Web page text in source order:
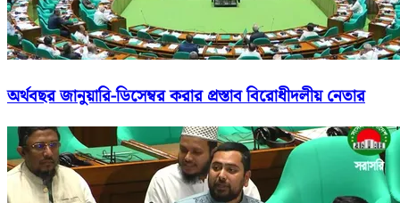
অর্থবছর জানুয়ারি-ডিসেম্বর করার প্রস্তাব বিরোধীদলীয় নেতার